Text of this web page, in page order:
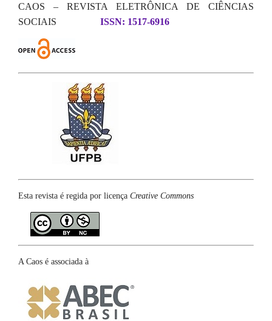
CAOS – REVISTA ELETRÔNICA DE CIÊNCIAS
SOCIAIS
ISSN: 1517-6916
Esta revista é regida por licença Creative Commons
A Caos é associada à